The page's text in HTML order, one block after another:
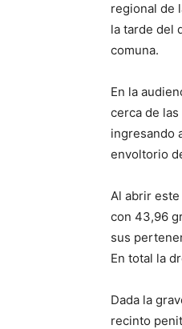
regional de
la tarde del
comuna.
En la
cerca de
ingresando
envoltorio
Al abrir
con 43,96
sus
En total la
Dada la
recinto